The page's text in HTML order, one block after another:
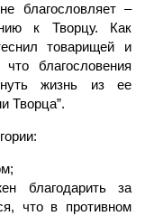
благословляет –
к Творцу. Как
товарищей и
благословения
жизнь из ее
Творца”.
благодарить за
что в противном